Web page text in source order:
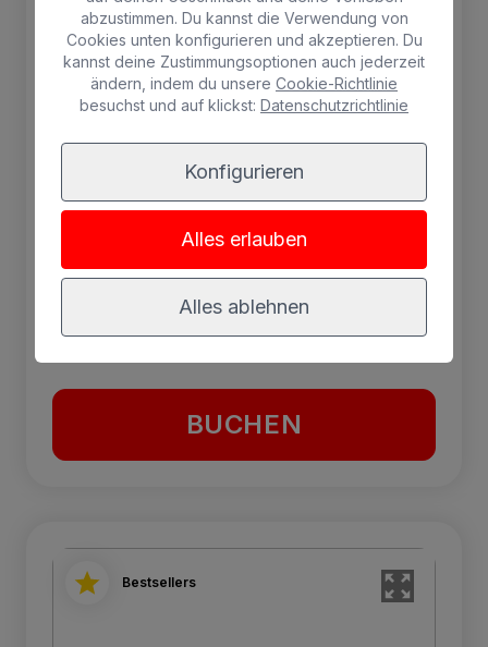
Betten in jedem Schlafzimmer, Wohnzimmer
mit Fernseher, Klimaanlage. Küche mit
Mikrowelle, Kühlschrank und Kaffeemaschine
ausgestattet. Esstisch im Küchenbereich.
Balkon.
Maximal 5 Personen.
Gratis Wifi
Kühlschrank
Terrasse mit
BUCHEN
Bestsellers
abzustimmen. Du kannst die Verwendung von
Cookies unten konfigurieren und akzeptieren. Du
kannst deine Zustimmungsoptionen auch jederzeit
ändern, indem du unsere Cookie-Richtlinie
besuchst und auf klickst: Datenschutzrichtlinie
Konfigurieren
Alles erlauben
Alles ablehnen